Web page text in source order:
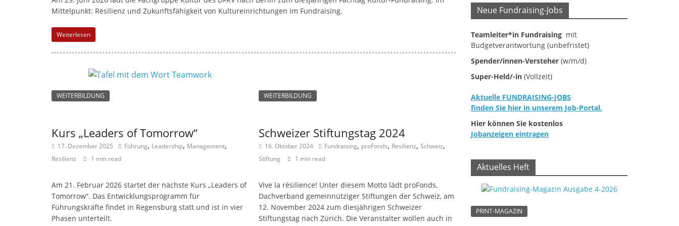
a
z
f
S
o
i
a
l
-
Mittelpunkt: Resilienz und Zukunftsfähigkeit von Kultureinrichtungen im Fundraising.
Weiterlesen
WEITERBILDUNG
Kurs „Leaders of Tomorrow“
17. Dezember 2025 Führung, Leadership, Management,
Resilienz 1 min read
Am 21. Februar 2026 startet der nächste Kurs „Leaders of
Tomorrow“. Das Entwicklungsprogramm für
Führungskräfte findet in Regensburg statt und ist in vier
Phasen unterteilt.
WEITERBILDUNG
Schweizer Stiftungstag 2024
16. Oktober 2024 Fundraising, proFonds, Resilienz,Schweiz,
Stiftung 1 min read
Vive la résilience! Unter diesem Motto lädt proFonds,
Dachverband gemeinnütziger Stiftungen der Schweiz, am
12. November 2024 zum diesjährigen Schweizer
Stiftungstag nach Zürich. Die Veranstalter wollen auch in
Neue Fundraising-Jobs
Teamleiter*in Fundraising mit
Budgetverantwortung (unbefristet)
Spender/innen-Versteher (w/m/d)
Super-Held/-in (Vollzeit)
Aktuelle FUNDRAISING-JOBS
finden Sie hier in unserem Job-Portal.
Hier können Sie kostenlos
Jobanzeigen eintragen
Aktuelles Heft
PRINT-MAGAZIN